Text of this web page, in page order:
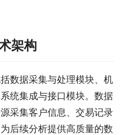
架构
数据采集与处理模块、机
统集成与接口模块。数据
采集客户信息、交易记录
后续分析提供高质量的数